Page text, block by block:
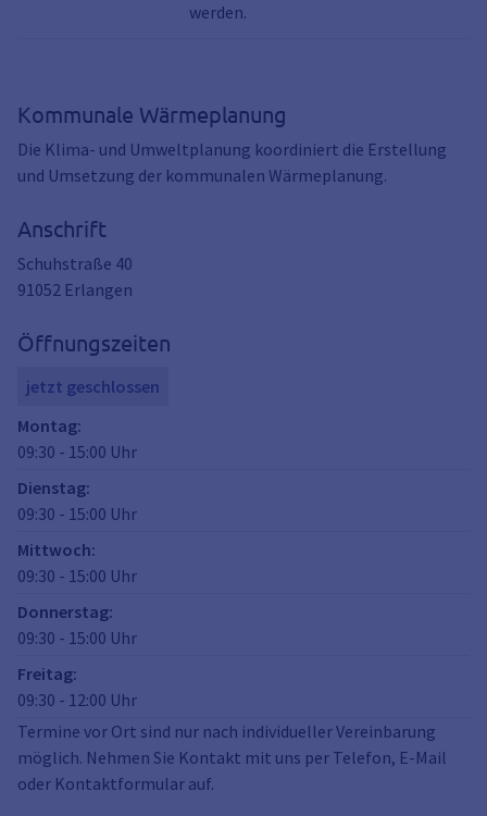
werden.
Kommunale Wärmeplanung
Die Klima- und Umweltplanung koordiniert die Erstellung
und Umsetzung der kommunalen Wärmeplanung.
Anschrift
Schuhstraße 40
91052 Erlangen
Öffnungszeiten
jetzt geschlossen
Montag:
09:30 - 15:00 Uhr
Dienstag:
09:30 - 15:00 Uhr
Mittwoch:
09:30 - 15:00 Uhr
Donnerstag:
09:30 - 15:00 Uhr
Freitag:
09:30 - 12:00 Uhr
Termine vor Ort sind nur nach individueller Vereinbarung
möglich. Nehmen Sie Kontakt mit uns per Telefon, E-Mail
oder Kontaktformular auf.